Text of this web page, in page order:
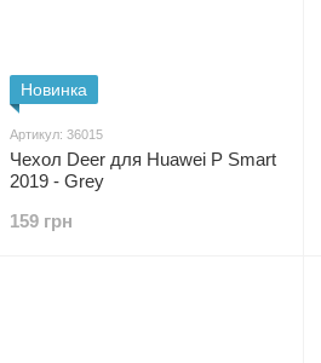
Новинка
Артикул: 36015
Чехол Deer для Huawei P Smart
2019 - Grey
159 грн